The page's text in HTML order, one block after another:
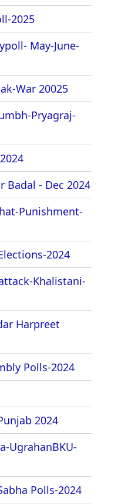
2025
May-June-
War 20025
Pryagraj-
Badal - Dec 2024
Punishment-
2024
Khalistani-
Harpreet
Polls-2024
2024
UgrahanBKU-
Polls-2024